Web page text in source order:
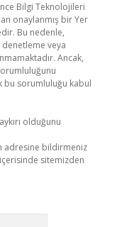
Bilgi Teknolojileri
onaylanmış bir Yer
Bu nedenle,
veya
Ancak,
bu sorumluluğu kabul
olduğunu
adresine bildirmeniz
sitemizden